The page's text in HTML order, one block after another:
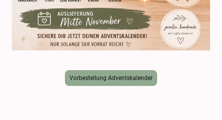
Vorbestellung Adventskalender